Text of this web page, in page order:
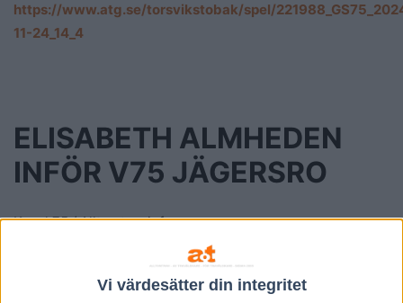
Vi värdesätter din integritet
https://www.atg.se/torsvikstobak/spel/
11-24_14_4
ELISABETH ALMHEDEN
INFÖR V75 JÄGERSRO
Kanal 75 / Alltomtrav.info
A Fair Day jagar sin femte raka seger när han på nytt är
favorit i Gulddivisionen på Jägersro.